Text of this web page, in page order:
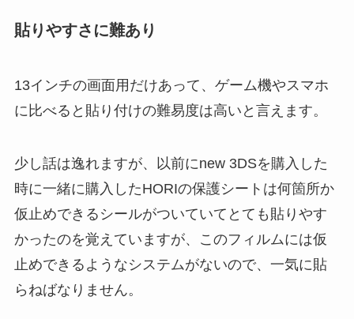
貼りやすさに難あり
13インチの画面用だけあって、ゲーム機やスマホ
に比べると貼り付けの難易度は高いと言えます。
少し話は逸れますが、以前にnew 3DSを購入した
時に一緒に購入したHORIの保護シートは何箇所か
仮止めできるシールがついていてとても貼りやす
かったのを覚えていますが、このフィルムには仮
止めできるようなシステムがないので、一気に貼
らねばなりません。